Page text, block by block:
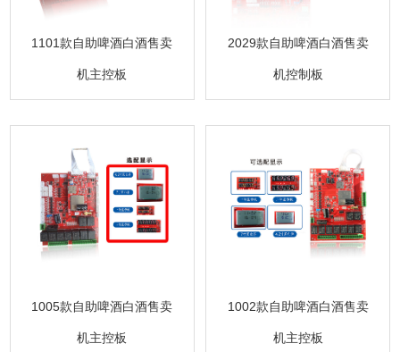
1101款自助啤酒白酒售卖
机主控板
2029款自助啤酒白酒售卖
机控制板
1005款自助啤酒白酒售卖
机主控板
1002款自助啤酒白酒售卖
机主控板